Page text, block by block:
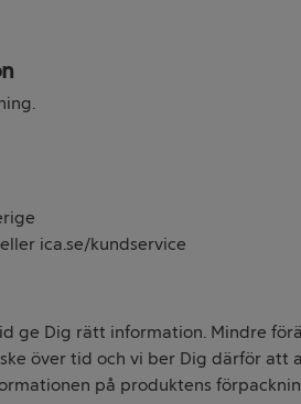
ica.se/kundservice
ge Dig rätt information. Mindre
över tid och vi ber Dig därför att
på produktens